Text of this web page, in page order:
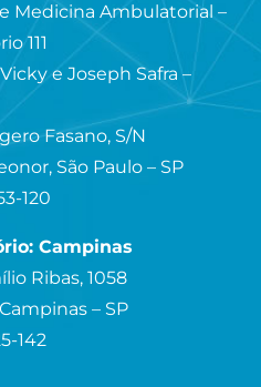
Medicina Ambulatorial –
111
e Joseph Safra –
Fasano, S/N
São Paulo – SP
120
Campinas
Ribas, 1058
– SP
142